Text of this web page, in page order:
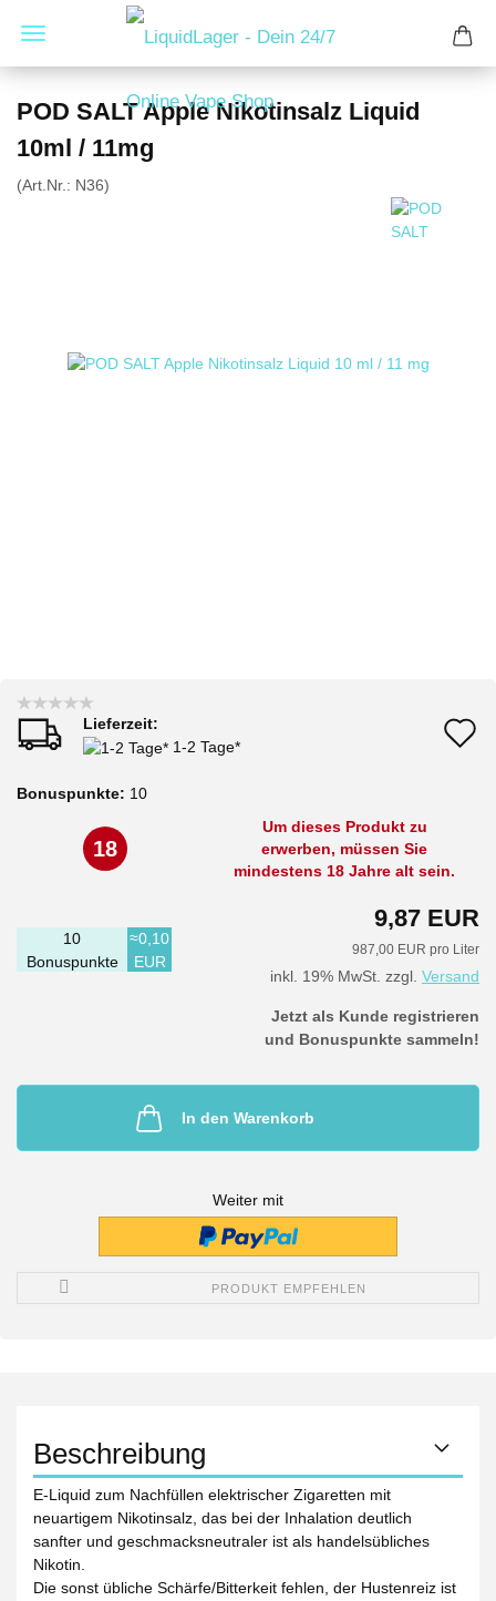
POD SALT Apple Nikotinsalz Liquid
10ml / 11mg
(Art.Nr.: N36)
Lieferzeit:
1-2 Tage*
Bonuspunkte: 10
18
Um dieses Produkt zu
erwerben, müssen Sie
mindestens 18 Jahre alt sein.
9,87 EUR
987,00 EUR pro Liter
inkl. 19% MwSt. zzgl. Versand
10
Bonuspunkte
≈0,10
EUR
Jetzt als Kunde registrieren
und Bonuspunkte sammeln!
In den Warenkorb
Weiter mit
PRODUKT EMPFEHLEN
Beschreibung
E-Liquid zum Nachfüllen elektrischer Zigaretten mit
neuartigem Nikotinsalz, das bei der Inhalation deutlich
sanfter und geschmacksneutraler ist als handelsübliches
Nikotin.
Die sonst übliche Schärfe/Bitterkeit fehlen, der Hustenreiz ist